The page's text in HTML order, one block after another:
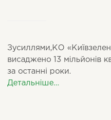
Зусиллями,КО
висаджено 13 мільйонів
за останні роки.
Детальніше…